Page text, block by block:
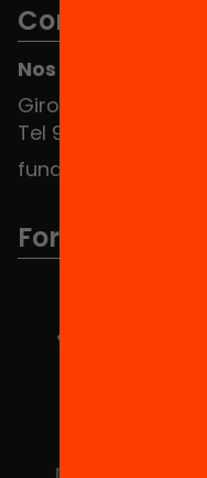
Contacto
Nos puedes
Girona 34, interior
Tel 934 588 700
Formamos